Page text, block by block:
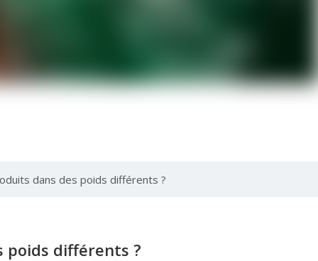
dans des poids différents ?
poids différents ?